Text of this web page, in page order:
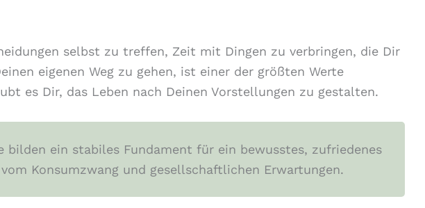
selbst zu treffen, Zeit mit Dingen zu verbringen, die Dir
eigenen Weg zu gehen, ist einer der größten Werte
es Dir, das Leben nach Deinen Vorstellungen zu gestalten.
bilden ein stabiles Fundament für ein bewusstes, zufriedenes
Konsumzwang und gesellschaftlichen Erwartungen.